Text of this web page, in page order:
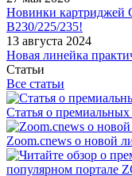
Новинки картриджей
B230/225/235!
13 августа 2024
Новая линейка
Статьи
Все статьи
Статья о
Zoom.cnews о новой